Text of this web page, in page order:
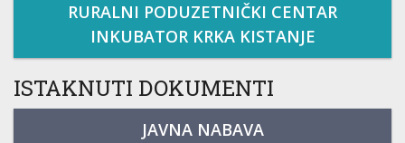
RURALNI PODUZETNIČKI CENTAR
INKUBATOR KRKA KISTANJE
ISTAKNUTI DOKUMENTI
JAVNA NABAVA